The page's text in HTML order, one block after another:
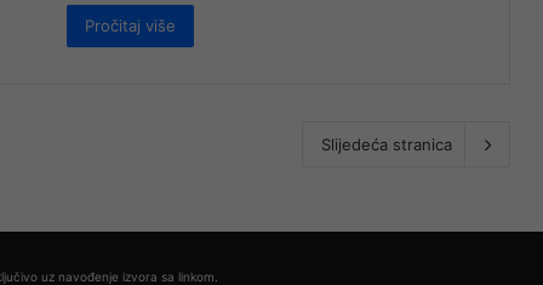
Pročitaj više
Slijedeća stranica
uz navođenje izvora sa linkom.